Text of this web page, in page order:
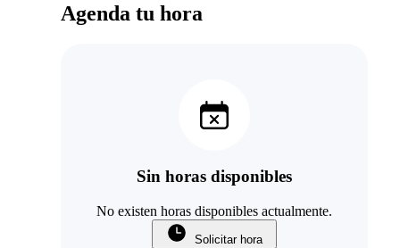
Agenda tu hora
Sin horas disponibles
No existen horas disponibles actualmente.
Solicitar hora